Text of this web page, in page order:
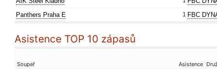
Panthers Praha E
1 FBC
Asistence TOP 10 zápasů
Soupeř Asistence